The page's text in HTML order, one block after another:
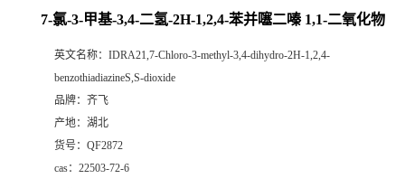
系
7-氯-3-甲基-3,4-二氢-2H-1,2,4-苯并噻二嗪 1,1-二氧化物
英文名称： IDRA21,7-Chloro-3-methyl-3,4-dihydro-2H-1,2,4-
benzothiadiazineS,S-dioxide
品牌： 齐飞
产地： 湖北
货号： QF2872
cas： 22503-72-6